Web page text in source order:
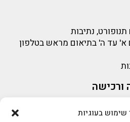
שימוש בעוגיות
נתיבות
א' עד ה' בתיאום מראש בטלפון
ורכישה
למייל:
sigal@home-decor.co.il
פניות לפני רכישה – ניתן לפנות למייל: omer@home-